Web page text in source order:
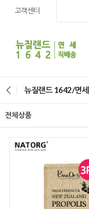
고객센터
뉴질랜드 1642/면세
전체상품